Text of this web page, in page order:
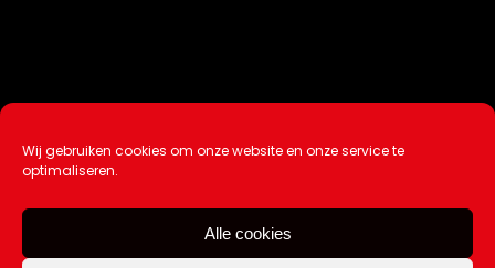
Wij gebruiken cookies om onze website en onze service te
optimaliseren.
Alle cookies
Ontwikkeling / Hosting doorAtSea
Over Ons |Tip de redactie